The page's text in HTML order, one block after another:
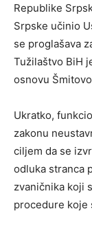
Republike
Srpske učinio
se proglašava
Tužilaštvo BiH
osnovu
Ukratko,
zakonu
ciljem da se
odluka stranca
zvaničnika koji
procedure koje